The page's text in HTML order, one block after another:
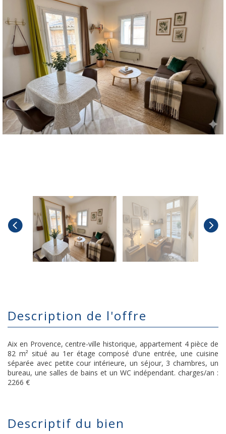
description de l'offre
Aix en Provence, centre-ville historique, appartement 4 pièce de
82 m² situé au 1er étage composé d'une entrée, une cuisine
séparée avec petite cour intérieure, un séjour, 3 chambres, un
bureau, une salles de bains et un WC indépendant. charges/an :
2266 €
descriptif du bien